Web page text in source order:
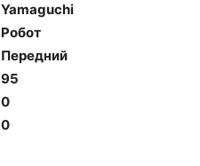
Yamaguchi
Робот
Передний
95
0
0